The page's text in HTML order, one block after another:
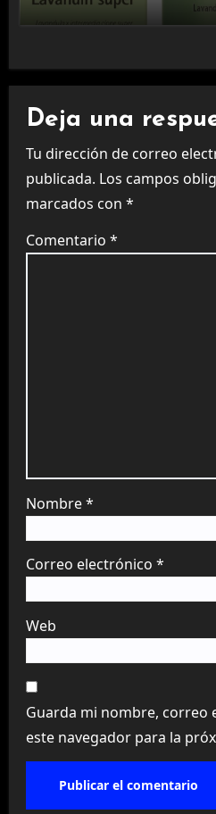
Deja una
Tu dirección de correo
publicada. Los campos
marcados con *
Comentario *
Nombre*
Correo electrónico *
Web
Guarda mi nombre, correo
este navegador para la